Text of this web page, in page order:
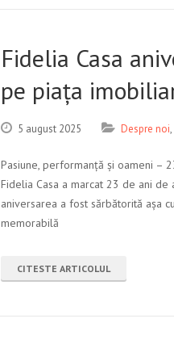
Fidelia Casa
pe piața
5 august 2025 Despre noi,
Pasiune, performanță și oameni –
Fidelia Casa a marcat 23 de ani
aniversarea a fost sărbătorită așa
memorabilă
CITESTE ARTICOLUL